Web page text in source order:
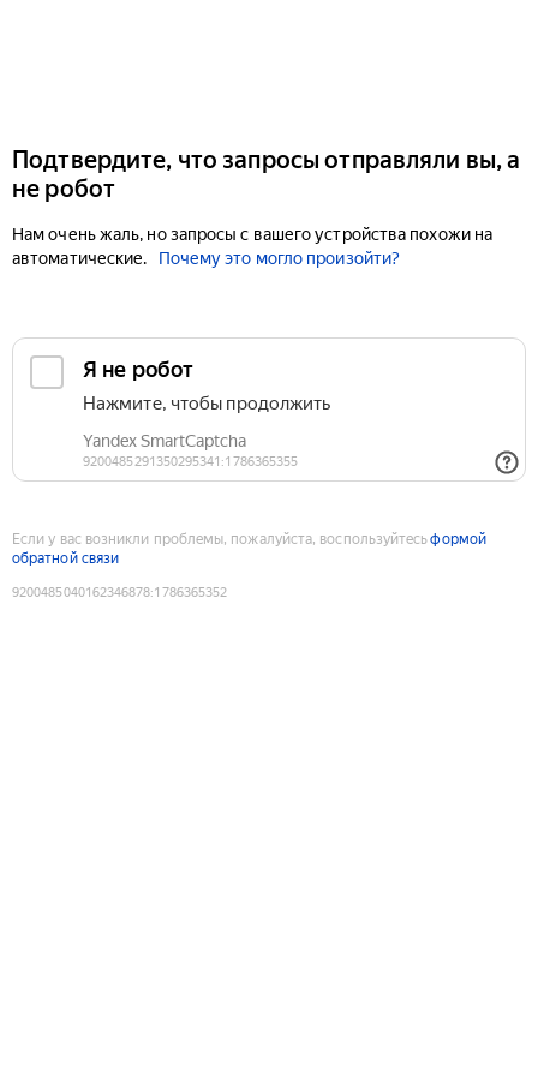
Подтвердите, что запросы отправляли вы, а
не робот
Нам очень жаль, но запросы с вашего устройства похожи на
автоматические.
Почему это могло произойти?
Если у вас возникли проблемы, пожалуйста, воспользуйтесьформой
обратной связи
9200485040162346878:1786365352